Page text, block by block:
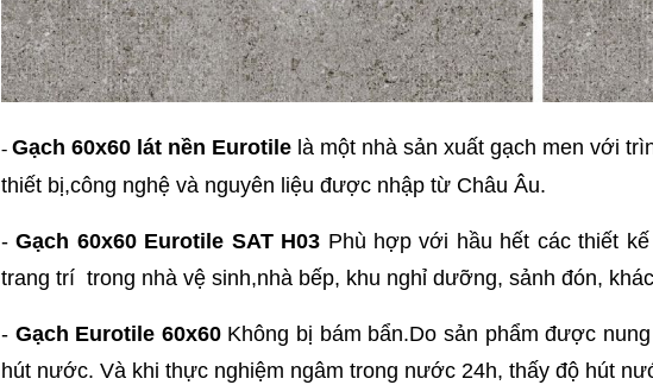
- Gạch 60x60 lát nền Eurotile là một nhà sản xuất gạch men với
thiết bị,công nghệ và nguyên liệu được nhập từ Châu Âu.
-Gạch 60x60 Eurotile SAT H03 Phù hợp với hầu hết các thiết
trang trí trong nhà vệ sinh,nhà bếp, khu nghỉ dưỡng, sảnh đón,
- Gạch Eurotile 60x60Không bị bám bẩn.Do sản phẩm được
hút nước. Và khi thực nghiệm ngâm trong nước 24h, thấy độ hút